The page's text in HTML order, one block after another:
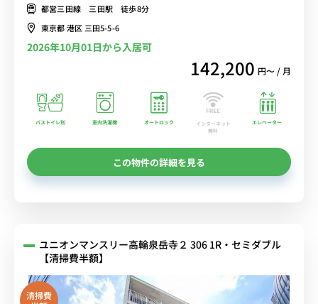
都営三田線 三田駅 徒歩8分
東京都 港区 三田5-5-6
2026年10月01日から入居可
142,200 円〜 / 月
バストイレ別 室内洗濯機 オートロック
インターネット
無料
エレベーター
この物件の詳細を見る
ユニオンマンスリー高輪泉岳寺２ 306 1R・セミダブル
【清掃費半額】
清掃費